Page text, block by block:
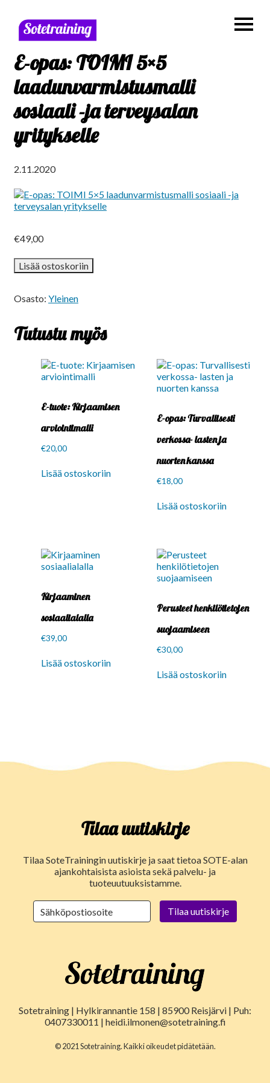
E-opas: TOIMI 5×5
laadunvarmistusmalli
sosiaali -ja terveysalan
yritykselle
2.11.2020
€49,00
E-
opas:
5×5
-
ja
yritykselle
Lisää ostoskoriin
Osasto: Yleinen
Tutustu myös
E-tuote: Kirjaamisen
arviointimalli
€20,00
Lisää ostoskoriin
E-opas: Turvallisesti
verkossa- lasten ja
nuorten kanssa
€18,00
Lisää ostoskoriin
Kirjaaminen
sosiaalialalla
€39,00
Lisää ostoskoriin
Perusteet henkilötietojen
suojaamiseen
€30,00
Lisää ostoskoriin
Tilaa uutiskirje
Tilaa SoteTrainingin uutiskirje ja saat tietoa SOTE-alan
ajankohtaisista asioista sekä palvelu- ja
tuoteuutuuksistamme.
Sotetraining | Hylkirannantie 158 | 85900 Reisjärvi | Puh:
0407330011 | heidi.ilmonen@sotetraining.fi
© 2021 Sotetraining. Kaikki oikeudet pidätetään.